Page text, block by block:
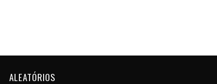
ALEATÓRIOS